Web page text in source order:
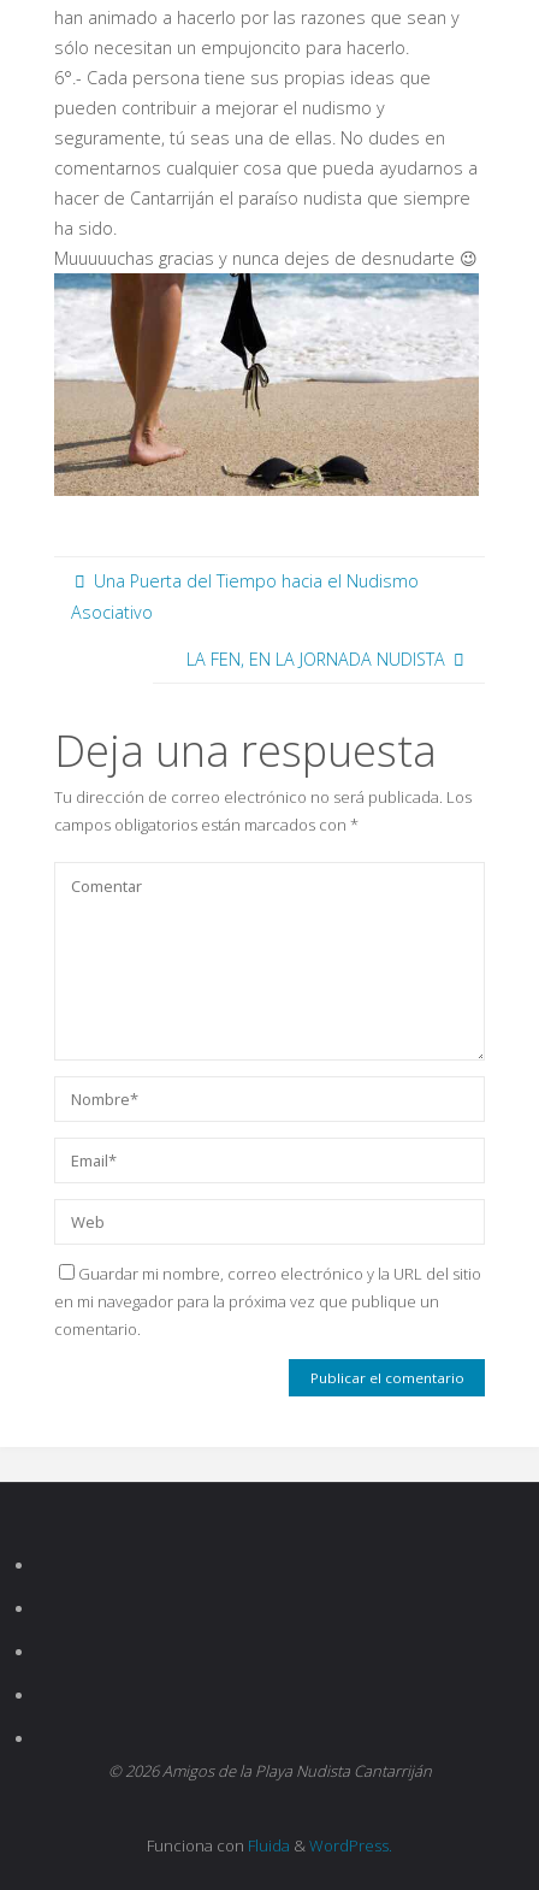
han animado a hacerlo por las razones que sean y
sólo necesitan un empujoncito para hacerlo.
6°.- Cada persona tiene sus propias ideas que
pueden contribuir a mejorar el nudismo y
seguramente, tú seas una de ellas. No dudes en
comentarnos cualquier cosa que pueda ayudarnos a
hacer de Cantarriján el paraíso nudista que siempre
ha sido.
Muuuuuchas gracias y nunca dejes de desnudarte 😉
Una Puerta del Tiempo hacia el Nudismo
Asociativo
LA FEN, EN LA JORNADA NUDISTA
Deja una respuesta
Tu dirección de correo electrónico no será publicada. Los
campos obligatorios están marcados con *
Guardar mi nombre, correo electrónico y la URL del sitio
en mi navegador para la próxima vez que publique un
comentario.
© 2026 Amigos de la Playa Nudista Cantarriján
Funciona con Fluida &WordPress.